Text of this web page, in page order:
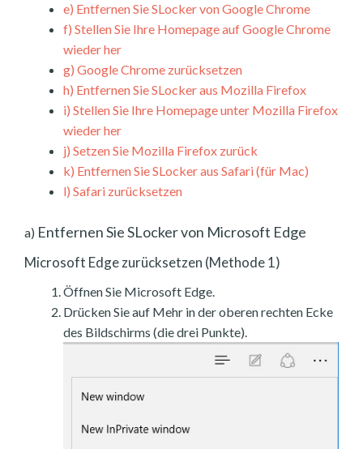
e) Entfernen Sie SLocker von Google Chrome
f) Stellen Sie Ihre Homepage auf Google Chrome
wieder her
g) Google Chrome zurücksetzen
h) Entfernen Sie SLocker aus Mozilla Firefox
i) Stellen Sie Ihre Homepage unter Mozilla Firefox
wieder her
j) Setzen Sie Mozilla Firefox zurück
k) Entfernen Sie SLocker aus Safari (für Mac)
l) Safari zurücksetzen
a) Entfernen Sie SLocker von Microsoft Edge
Microsoft Edge zurücksetzen (Methode 1)
Öffnen Sie Microsoft Edge.
Drücken Sie auf Mehr in der oberen rechten Ecke
des Bildschirms (die drei Punkte).